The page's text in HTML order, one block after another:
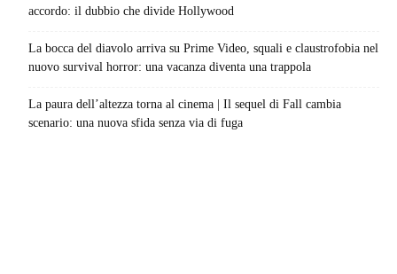
accordo: il dubbio che divide Hollywood
La bocca del diavolo arriva su Prime Video, squali e claustrofobia nel
nuovo survival horror: una vacanza diventa una trappola
La paura dell’altezza torna al cinema | Il sequel di Fall cambia
scenario: una nuova sfida senza via di fuga